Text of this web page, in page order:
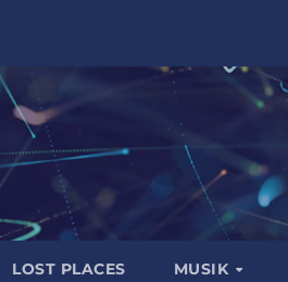
LOST PLACES MUSIK